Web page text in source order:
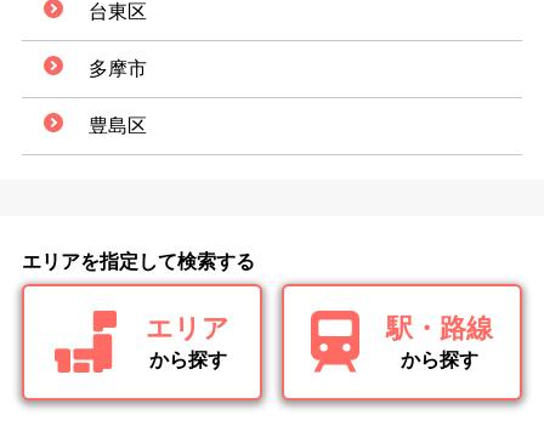
台東区
多摩市
豊島区
エリアを指定して検索する
エリア
から探す
駅・路線
から探す